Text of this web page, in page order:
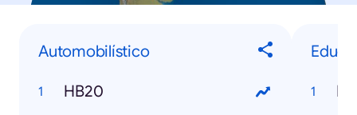
Automobilístico
HB20